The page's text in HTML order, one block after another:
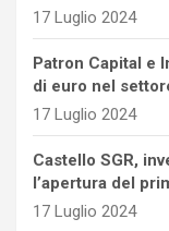
17 Luglio 2024
Patron Capital e
di euro nel
17 Luglio 2024
Castello SGR,
l’apertura del
17 Luglio 2024